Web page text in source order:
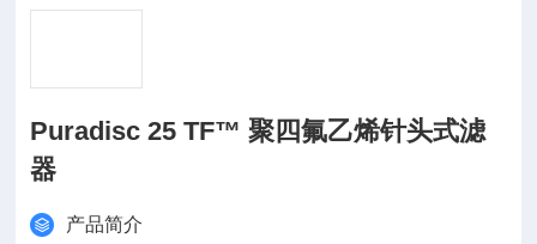
Puradisc 25 TF™ 聚四氟乙烯针头式滤
器
产品简介